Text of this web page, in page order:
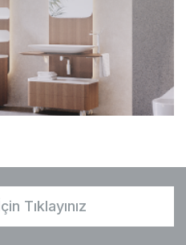
Tıklayınız